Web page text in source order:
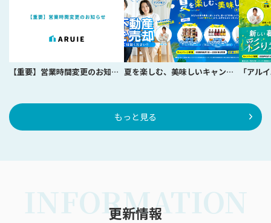
【重要】営業時間変更のお知らせ 夏を楽しむ、美味しいキャンペーン実施します！
もっと見る
INFORMATION
更新情報